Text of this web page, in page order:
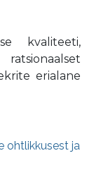
kvaliteeti,
erialane
ohtlikkusest ja